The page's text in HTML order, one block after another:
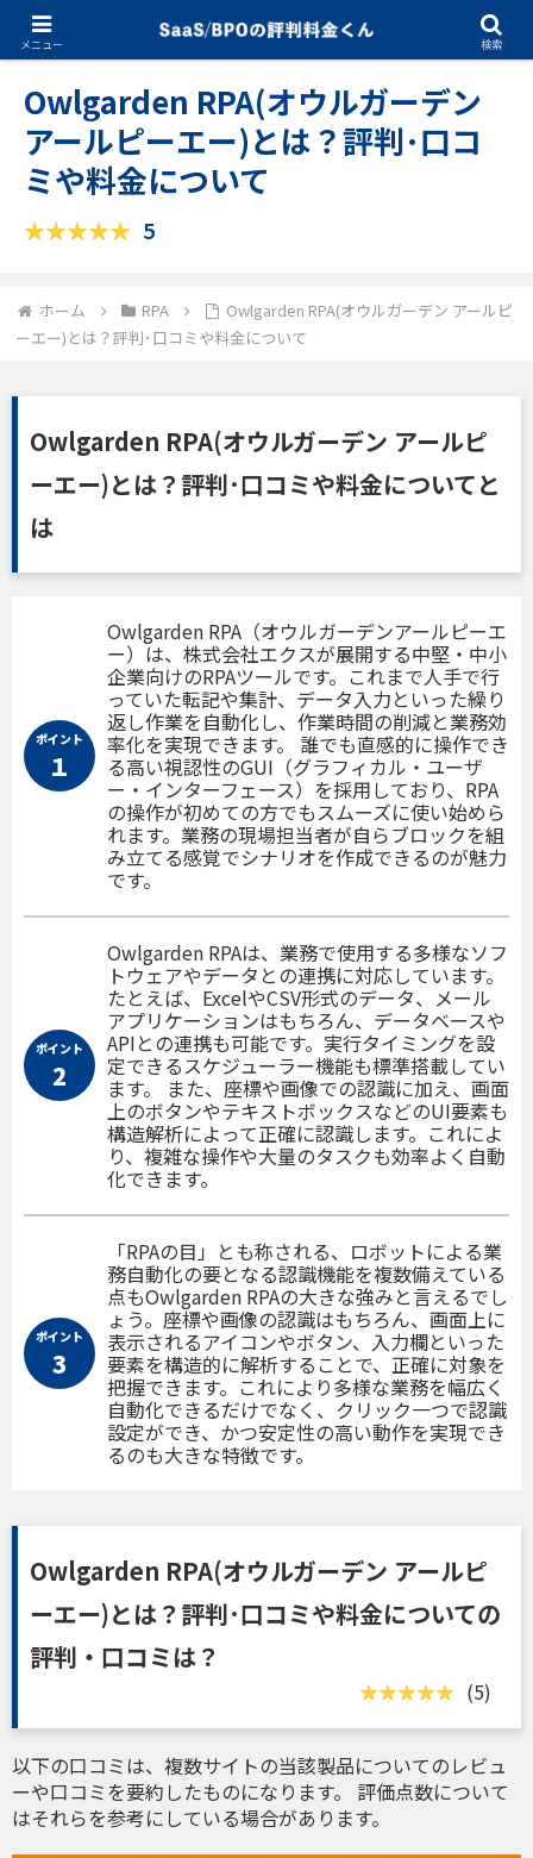
RPA 04.07.2025
Owlgarden RPA(オウルガーデン
アールピーエー)とは？評判･口コ
ミや料金について
5
ホーム RPA
Owlgarden RPA(オウルガーデン アールピ
ーエー)とは？評判･口コミや料金について
Owlgarden RPA(オウルガーデン アールピ
ーエー)とは？評判･口コミや料金についてと
は
ポイント
１
Owlgarden RPA（オウルガーデンアールピーエ
ー）は、株式会社エクスが展開する中堅・中小
企業向けのRPAツールです。これまで人手で行
っていた転記や集計、データ入力といった繰り
返し作業を自動化し、作業時間の削減と業務効
率化を実現できます。 誰でも直感的に操作でき
る高い視認性のGUI（グラフィカル・ユーザ
ー・インターフェース）を採用しており、RPA
の操作が初めての方でもスムーズに使い始めら
れます。業務の現場担当者が自らブロックを組
み立てる感覚でシナリオを作成できるのが魅力
です。
ポイント
2
Owlgarden RPAは、業務で使用する多様なソフ
トウェアやデータとの連携に対応しています。
たとえば、ExcelやCSV形式のデータ、メール
アプリケーションはもちろん、データベースや
APIとの連携も可能です。実行タイミングを設
定できるスケジューラー機能も標準搭載してい
ます。 また、座標や画像での認識に加え、画面
上のボタンやテキストボックスなどのUI要素も
構造解析によって正確に認識します。これによ
り、複雑な操作や大量のタスクも効率よく自動
化できます。
ポイント
3
「RPAの目」とも称される、ロボットによる業
務自動化の要となる認識機能を複数備えている
点もOwlgarden RPAの大きな強みと言えるでし
ょう。座標や画像の認識はもちろん、画面上に
表示されるアイコンやボタン、入力欄といった
要素を構造的に解析することで、正確に対象を
把握できます。これにより多様な業務を幅広く
自動化できるだけでなく、クリック一つで認識
設定ができ、かつ安定性の高い動作を実現でき
るのも大きな特徴です。
Owlgarden RPA(オウルガーデン アールピ
ーエー)とは？評判･口コミや料金についての
評判・口コミは？
(5)
以下の口コミは、複数サイトの当該製品についてのレビュ
ーや口コミを要約したものになります。 評価点数について
はそれらを参考にしている場合があります。
メニュー 検索